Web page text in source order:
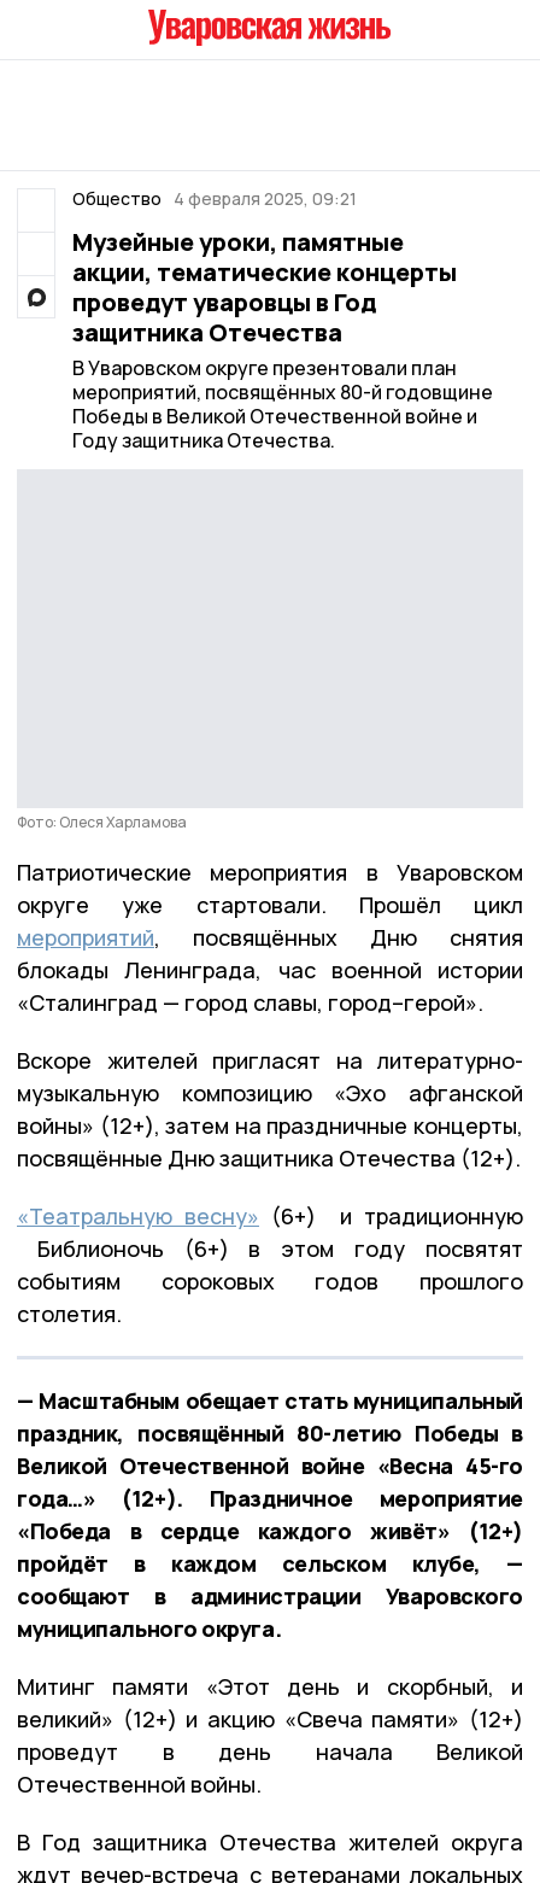
Общество 4 февраля 2025, 09:21
Музейные уроки, памятные
акции, тематические концерты
проведут уваровцы в Год
защитника Отечества
В Уваровском округе презентовали план
мероприятий, посвящённых 80-й годовщине
Победы в Великой Отечественной войне и
Году защитника Отечества.
Фото: Олеся Харламова
Патриотические мероприятия в Уваровском
округе уже стартовали. Прошёл цикл
мероприятий, посвящённых Дню снятия
блокады Ленинграда, час военной истории
«Сталинград — город славы, город–герой».
Вскоре жителей пригласят на литературно-
музыкальную композицию «Эхо афганской
войны» (12+), затем на праздничные концерты,
посвящённые Дню защитника Отечества (12+).
«Театральную весну» (6+) и традиционную
Библионочь (6+) в этом году посвятят
событиям сороковых годов прошлого
столетия.
— Масштабным обещает стать муниципальный
праздник, посвящённый 80-летию Победы в
Великой Отечественной войне «Весна 45-го
года…» (12+). Праздничное мероприятие
«Победа в сердце каждого живёт» (12+)
пройдёт в каждом сельском клубе, —
сообщают в администрации Уваровского
муниципального округа.
Митинг памяти «Этот день и скорбный, и
великий» (12+) и акцию «Свеча памяти» (12+)
проведут в день начала Великой
Отечественной войны.
В Год защитника Отечества жителей округа
ждут вечер-встреча с ветеранами локальных